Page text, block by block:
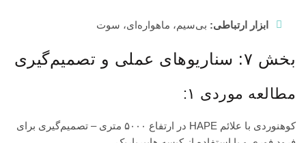
ابزار ارتباطی: بی‌سیم، ماهواره‌ای، سوت
بخش ۷: سناریوهای عملی و تصمیم‌گیری
مطالعه موردی ۱:
کوهنوردی با علائم HAPE در ارتفاع ۵۰۰۰ متری – تصمیم‌گیری برای